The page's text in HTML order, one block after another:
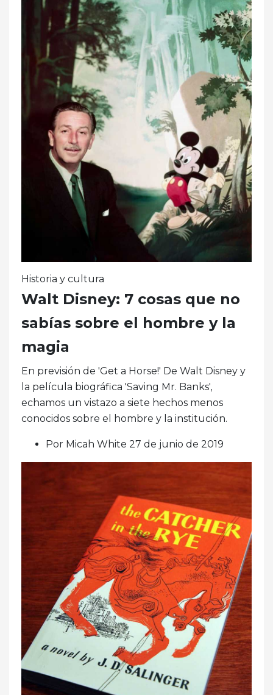
Historia y cultura
Walt Disney: 7 cosas que no
sabías sobre el hombre y la
magia
En previsión de 'Get a Horse!' De Walt Disney y
la película biográfica 'Saving Mr. Banks',
echamos un vistazo a siete hechos menos
conocidos sobre el hombre y la institución.
Por Micah White 27 de junio de 2019